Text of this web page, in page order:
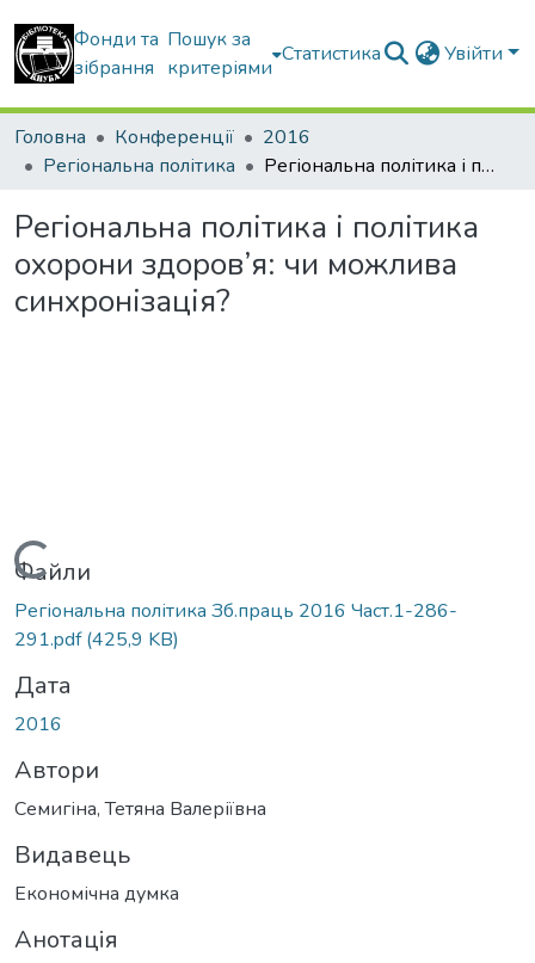
Фонди та
зібрання
Пошук за
критеріями
Статистика Увійти
Головна Конференції
2016
Регіональна політика
Регіональна політика і політика охорони здоров’я: чи можлива синхронізація?
Регіональна політика і політика
охорони здоров’я: чи можлива
синхронізація?
Вантажиться...
Файли
Регіональна політика Зб.праць 2016 Част.1-286-
291.pdf(425,9 KB)
Дата
2016
Автори
Семигіна, Тетяна Валеріївна
Видавець
Економічна думка
Анотація